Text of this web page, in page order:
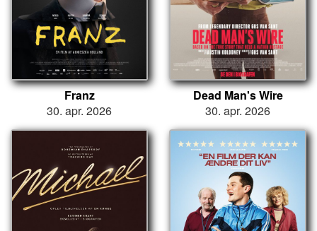
Franz
30. apr. 2026
Dead Man's Wire
30. apr. 2026